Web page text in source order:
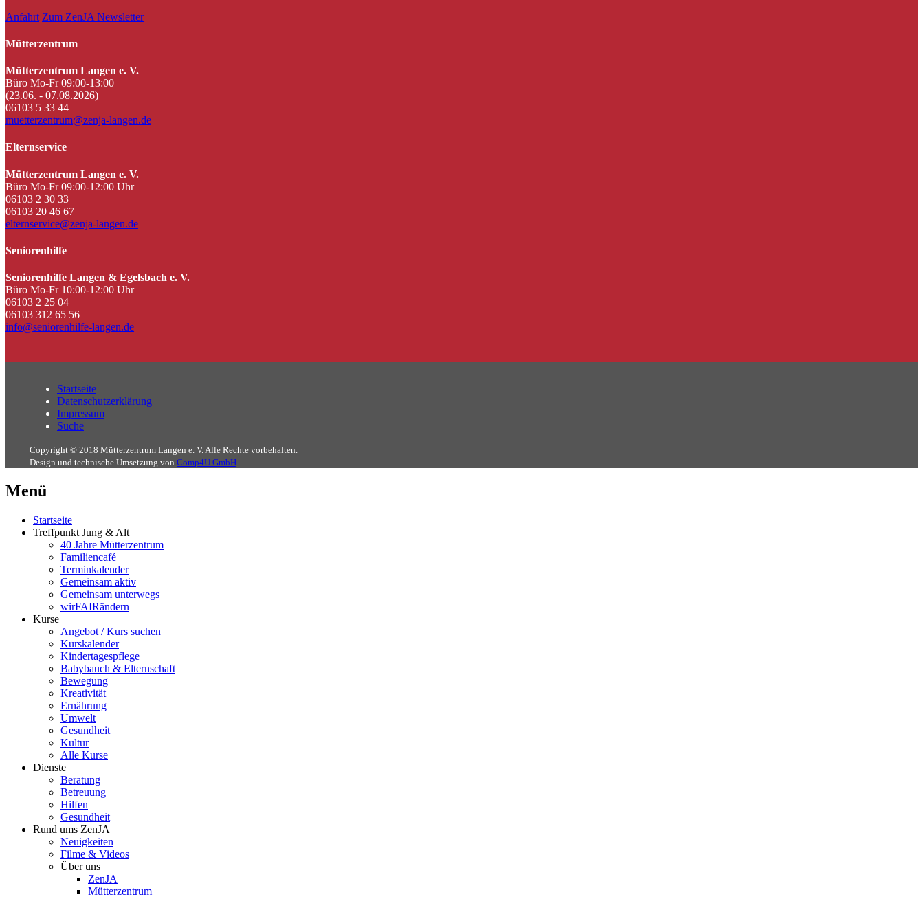
Anfahrt Zum ZenJA Newsletter
Mütterzentrum
Mütterzentrum Langen e. V.
Büro Mo-Fr 09:00-13:00
(23.06. - 07.08.2026)
06103 5 33 44
muetterzentrum@zenja-langen.de
Elternservice
Mütterzentrum Langen e. V.
Büro Mo-Fr 09:00-12:00 Uhr
06103 2 30 33
06103 20 46 67
elternservice@zenja-langen.de
Seniorenhilfe
Seniorenhilfe Langen & Egelsbach e. V.
Büro Mo-Fr 10:00-12:00 Uhr
06103 2 25 04
06103 312 65 56
info@seniorenhilfe-langen.de
Startseite
Datenschutzerklärung
Impressum
Suche
Copyright © 2018 Mütterzentrum Langen e. V. Alle Rechte vorbehalten.
Design und technische Umsetzung von Comp4U GmbH.
Menü
Startseite
Treffpunkt Jung & Alt
40 Jahre Mütterzentrum
Familiencafé
Terminkalender
Gemeinsam aktiv
Gemeinsam unterwegs
wirFAIRändern
Kurse
Angebot / Kurs suchen
Kurskalender
Kindertagespflege
Babybauch & Elternschaft
Bewegung
Kreativität
Ernährung
Umwelt
Gesundheit
Kultur
Alle Kurse
Dienste
Beratung
Betreuung
Hilfen
Gesundheit
Rund ums ZenJA
Neuigkeiten
Filme & Videos
Über uns
ZenJA
Mütterzentrum